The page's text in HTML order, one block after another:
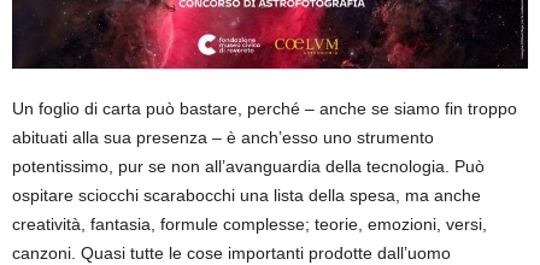
Un foglio di carta può bastare, perché – anche se siamo fin troppo
abituati alla sua presenza – è anch’esso uno strumento
potentissimo, pur se non all’avanguardia della tecnologia. Può
ospitare sciocchi scarabocchi una lista della spesa, ma anche
creatività, fantasia, formule complesse; teorie, emozioni, versi,
canzoni. Quasi tutte le cose importanti prodotte dall’uomo